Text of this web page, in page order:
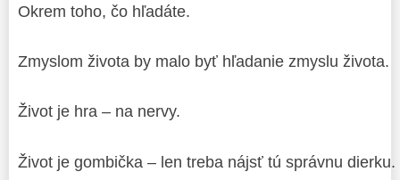
Okrem toho, čo hľadáte.
Zmyslom života by malo byť hľadanie zmyslu života.
Život je hra – na nervy.
Život je gombička – len treba nájsť tú správnu dierku.